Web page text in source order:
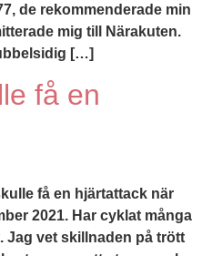
de rekommenderade min
mig till Närakuten.
[…]
få en
få en hjärtattack när
2021. Har cyklat många
Jag vet skillnaden på trött